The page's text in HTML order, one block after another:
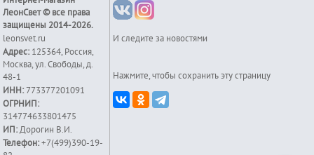
ЛеонСвет© все права
защищены 2014-2026.
leonsvet.ru
Адрес: 125364, Россия,
Москва,ул. Свободы, д.
48-1
ИНН:773377201091
ОГРНИП:
314774633801475
ИП:Дорогин В.И.
Телефон: +7(499)390-19-
И следите за новостями
Нажмите, чтобы сохранить эту страницу